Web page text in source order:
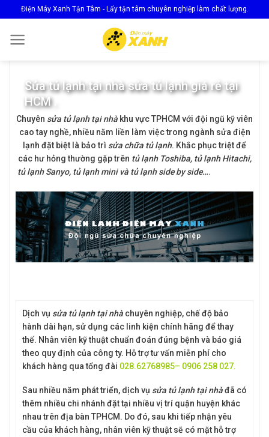
to
content
Điện Máy Xanh Tận Tâm - Lấy tận tâm chuyên nghiệp làm chất lượng.
Sửa tủ lạnh tại nhà sửa tủ lạnh giá rẻ tại
HCM .
Chuyên sửa tủ lạnh tại nhà khu vực TPHCM với đội ngũ kỹ viên
cao tay nghề, nhiều năm liền làm việc trong ngành sửa điện
lạnh đặt biệt là bảo trì sửa chữa tủ lạnh. Khắc phục triệt để
các hư hỏng thường gặp trên tủ lạnh Toshiba, tủ lạnh Hitachi,
tủ lạnh Sanyo, tủ lạnh mini và tủ lạnh side by side….
Dịch vụ sửa tủ lạnh tại nhà chuyên nghiệp, chế độ bảo
hành dài hạn, sử dụng các linh kiện chính hãng để thay
thế. Nhân viên kỹ thuật chuẩn đoán đúng bệnh và báo giá
theo quy định của công ty. Hỗ trợ tư vấn miễn phí cho
khách hàng qua tổng đài 028.62768985– 0906 258 027.
Sau nhiều năm phát triển, dịch vụ sửa tủ lạnh tại nhàđã có
thêm nhiều chi nhánh đặt tại nhiều vị trí quận huyện khác
nhau trên địa bàn TPHCM. Do đó, sau khi tiếp nhận yêu
cầu của khách hàng, nhân viên kỹ thuật sẽ có mặt hỗ trợ